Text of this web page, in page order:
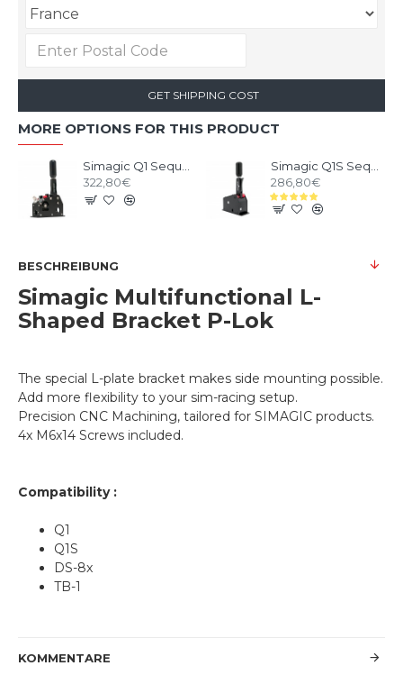
GET SHIPPING COST
MORE OPTIONS FOR THIS PRODUCT
Simagic Q1 Sequential Shifter
322,80€
Simagic Q1S Sequential Shifter
286,80€
BESCHREIBUNG
Simagic Multifunctional L-
Shaped Bracket P-Lok
The special L-plate bracket makes side mounting possible.
Add more flexibility to your sim-racing setup.
Precision CNC Machining, tailored for SIMAGIC products.
4x M6x14 Screws included.
Compatibility :
Q1
Q1S
DS-8x
TB-1
KOMMENTARE